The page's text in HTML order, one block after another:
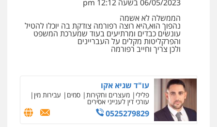
06/05/2023 בשעה 12:12 pm
הממשלה לא אשמה
נהפוך הוא,היא רוצה רפורמה צודקת בה יוכלו להטיל
עונשים כבדים ומרתיעים בעוד שמערכת המשפט
והפרקליטות מקלים על העבריינים
ולכן צריך וחייב רפורמה
0508824984
עו"ד תומר בנישתי
פלילי מעצרים וחקירות צווארון לבן פשיעה
חמורה
עו"ד שגיא אקו
פלילי מעצרים וחקירות סמים עבירות מין
עורכי דין לענייני אסירים
0525279829